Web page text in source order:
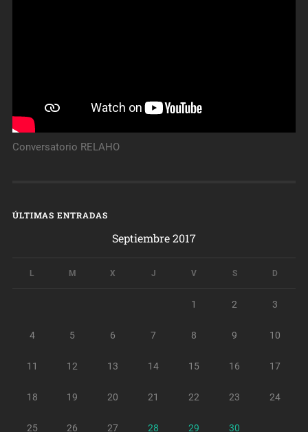
Conversatorio RELAHO
ÚLTIMAS ENTRADAS
Septiembre 2017
L M X J V S D
1 2 3
4 5 6 7 8 9 10
11 12 13 14 15 16 17
18 19 20 21 22 23 24
25 26 27 28 29 30